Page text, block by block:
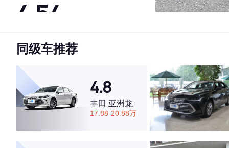
4.54
·外观表现一般，低于74%同级车
·空间表现较为优秀，优于73%同级车
同级车推荐
4.8
丰田 亚洲龙
17.88-20.88万